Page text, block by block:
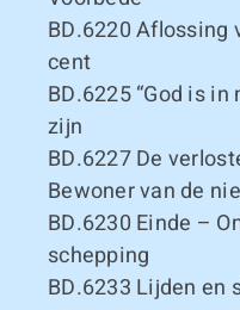
BD.6220Aflossing
cent
BD.6225“God is in
zijn
BD.6227De
Bewoner van de
BD.6230 Einde –
schepping
BD.6233 Lijden en